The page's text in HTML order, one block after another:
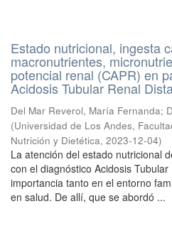
Estado nutricional, ingesta
macronutrientes,
potencial renal (CAPR) en
Acidosis Tubular Renal
Del Mar Reverol, María Fernanda;
(Universidad de Los Andes,
Nutrición y Dietética, 2023-12-04)
La atención del estado nutricional
con el diagnóstico Acidosis
importancia tanto en el entorno
en salud. De allí, que se abordó ...